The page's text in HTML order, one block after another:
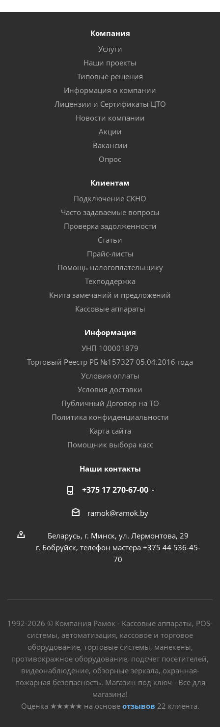
Компания
Услуги
Наши проекты
Типовые решения
Информация о компании
Лицензии и Сертификаты ЦТО
Новости компании
Акции
Вакансии
Опрос
Клиентам
Подключение СКНО
Часто задаваемые вопросы
Проверка задолженности
Статьи
Прайс-листы
Помощь налогоплательщику
Техподдержка
Книга замечаний и предложений
Кассовые аппараты
Информация
УНП 100001879
Торговый Реестр РБ №157327 05.04.2016 года
Условия оплаты
Условия доставки
Публичный Договор на ТО
Политика конфиденциальности
Карта сайта
Помощник выбора касс
Наши контакты
+375 17 270-67-00
ramok@ramok.by
Беларусь, г. Минск, ул. Лермонтова, 29
г. Бобруйск, телефон мастера +375 44 536-45-
70
1992-2026 © Компания Рамок - Кассовые аппараты, POS-
системы, автоматизация, кассовое и торговое
оборудование, торговые системы, манекены,
противокражное оборудование, подсчет посетителей,
видеонаблюдение, обзорные зеркала, охранная-
пожарная безопасность. Магазин под ключ - Все для
магазина!
Оценка ★★★★★ на основе отзывов 22 клиента.